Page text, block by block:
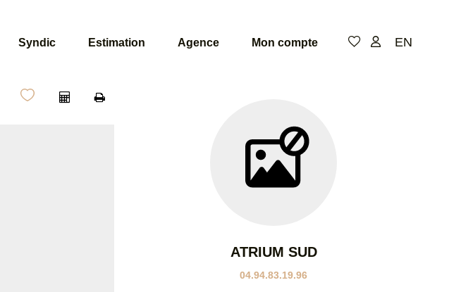
Syndic Estimation Agence Mon compte EN
ATRIUM SUD
04.94.83.19.96